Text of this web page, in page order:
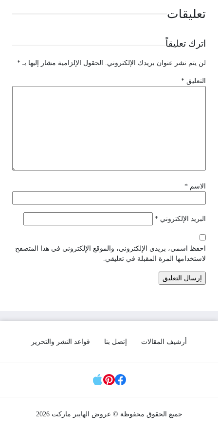
تعليقات
اترك تعليقاً
لن يتم نشر عنوان بريدك الإلكتروني. الحقول الإلزامية مشار إليها بـ *
التعليق *
الاسم *
البريد الإلكتروني *
احفظ اسمي، بريدي الإلكتروني، والموقع الإلكتروني في هذا المتصفح
لاستخدامها المرة المقبلة في تعليقي.
أرشيف المقالات إتصل بنا قواعد النشر والتحرير
مواقع التواصل
جميع الحقوق محفوظة © عروض الهايبر ماركت 2026